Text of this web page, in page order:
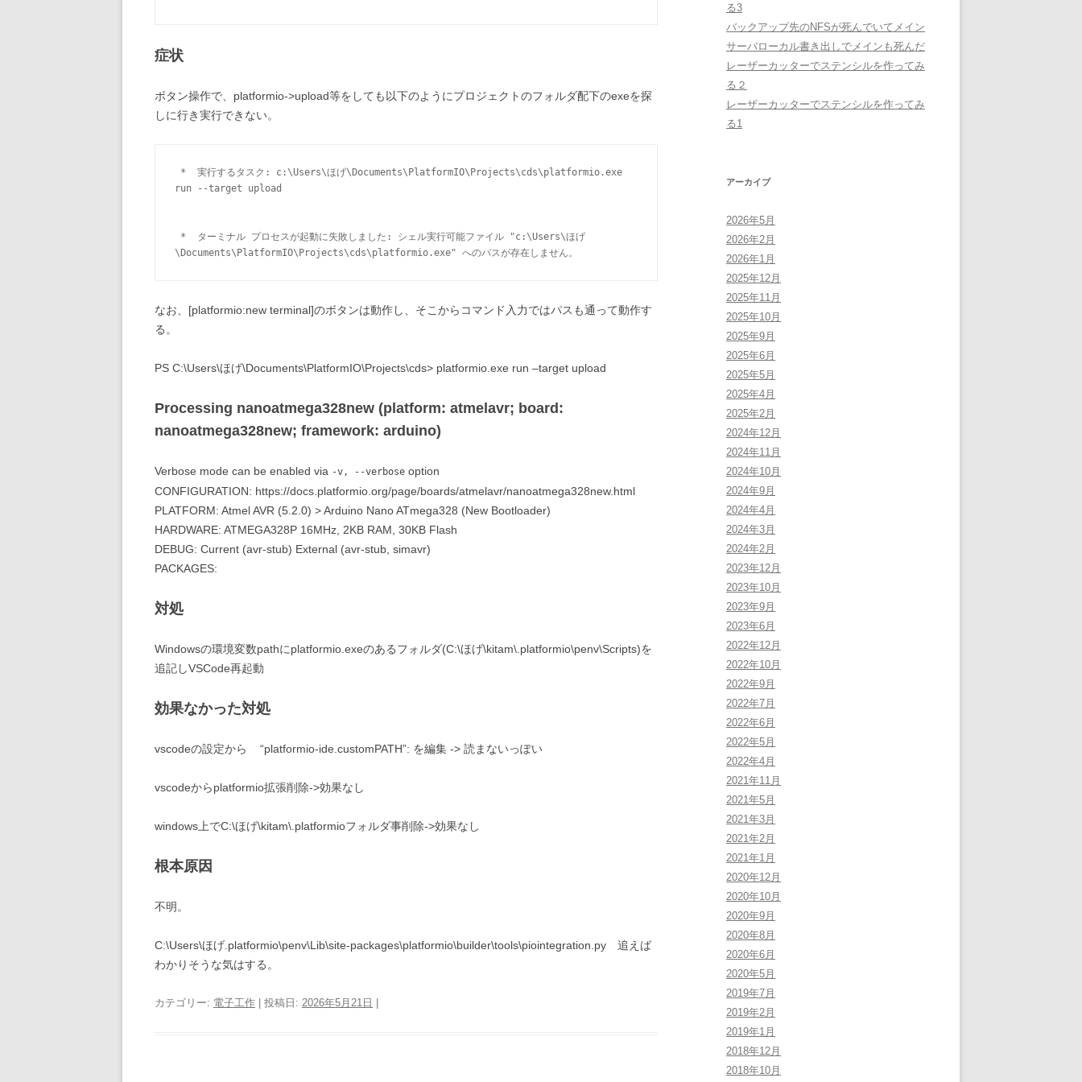
症状
ボタン操作で、platformio->upload等をしても以下のようにプロジェクトのフォルダ配下のexeを探
しに行き実行できない。
run --target upload
\Documents\PlatformIO\Projects\cds\platformio.exe" へのパスが存在しません。
なお、[platformio:new terminal]のボタンは動作し、そこからコマンド入力ではパスも通って動作す
る。
PS C:\Users\ほげ\Documents\PlatformIO\Projects\cds> platformio.exe run –target upload
Processing nanoatmega328new (platform: atmelavr; board:
nanoatmega328new; framework: arduino)
Verbose mode can be enabled via -v, --verbose option
CONFIGURATION: https://docs.platformio.org/page/boards/atmelavr/nanoatmega328new.html
PLATFORM: Atmel AVR (5.2.0) > Arduino Nano ATmega328 (New Bootloader)
HARDWARE: ATMEGA328P 16MHz, 2KB RAM, 30KB Flash
DEBUG: Current (avr-stub) External (avr-stub, simavr)
PACKAGES:
対処
Windowsの環境変数pathにplatformio.exeのあるフォルダ(C:\ほげ\kitam\.platformio\penv\Scripts)を
追記しVSCode再起動
効果なかった対処
vscodeの設定から “platformio-ide.customPATH”: を編集 -> 読まないっぽい
vscodeからplatformio拡張削除->効果なし
windows上でC:\ほげ\kitam\.platformioフォルダ事削除->効果なし
根本原因
不明。
C:\Users\ほげ.platformio\penv\Lib\site-packages\platformio\builder\tools\piointegration.py 追えば
わかりそうな気はする。
カテゴリー: 電子工作 | 投稿日: 2026年5月21日
る3
バックアップ先のNFSが死んでいてメイン
サーバローカル書き出しでメインも死んだ
レーザーカッターでステンシルを作ってみ
る２
レーザーカッターでステンシルを作ってみ
る1
アーカイブ
2026年5月
2026年2月
2026年1月
2025年12月
2025年11月
2025年10月
2025年9月
2025年6月
2025年5月
2025年4月
2025年2月
2024年12月
2024年11月
2024年10月
2024年9月
2024年4月
2024年3月
2024年2月
2023年12月
2023年10月
2023年9月
2023年6月
2022年12月
2022年10月
2022年9月
2022年7月
2022年6月
2022年5月
2022年4月
2021年11月
2021年5月
2021年3月
2021年2月
2021年1月
2020年12月
2020年10月
2020年9月
2020年8月
2020年6月
2020年5月
2019年7月
2019年2月
2019年1月
2018年12月
2018年10月